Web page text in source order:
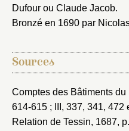
Dufour ou Claude Jacob.
Bronzé en 1690 par
Sources
Comptes des Bâtiments
614-615 ; III, 337, 341, 472
Relation de Tessin, 1687,